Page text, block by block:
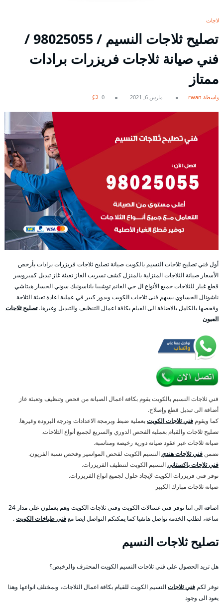
ثلاجات
تصليح ثلاجات النسيم / 98025055 /
فني صيانة ثلاجات فريزرات برادات
ممتاز
بواسطة rwan مارس 6, 2021 0
أول فني تصليح ثلاجات النسيم بالكويت صيانة تصليح ثلاجات فريزرات برادات بأرخص
الأسعار صيانة الثلاجات المنزلية بالمنزل كشف تسريب الغاز تعبئة غاز تبديل كمبروسر
قطع غيار للثلاجات جميع الأنواع ال جي الغانم توشيبا باناسونيك سوني الجسار هيتاشي
ناشونال الحساوي يسهم فنى ثلاجات الكويت وبدور كبير في عملية اعادة تعبئة الثلاجة
وفحصها بالكامل بالاضافة الى القيام بكافة اعمال التنظيف والتبديل وغيرها.تصليح ثلاجات
العيون
فني ثلاجات النسيم بالكويت يقوم بكافة اعمال الصيانة من فحص وتنظيف وتعبئة غاز
أضافة الى تبديل قطع وإصلاح.
كما ويقوم فني ثلاجات الكويتبعملية ضبط وبرمجة الاعدادات ودرجة البرودة وغيرها.
تصليح ثلاجات والقيام بعملية الفحص الدوري والسريع لجميع أنواع الثلاجات.
صيانة ثلاجات عبر عقود صيانة دورية رخيصة ومناسبة.
نضمن فني ثلاجات هنديالنسيم الكويت لفحص المواسير وفحص نسبة الفريون.
فني ثلاجات باكستانيالنسيم الكويت لتنظيف الفريزرات.
نوفر فني فريزرات الكويت لإيجاد حلول لجميع انواع الفريزرات.
صيانة ثلاجات مبارك الكبير
اضافة الى اننا نوفر فني غسالات الكويت وفني ثلاجات الكويت وهم يعملون على مدار 24
ساعة، لطلب الخدمة تواصل هاتفيا كما يمكنكم التواصل ايضا معفني طباخات الكويت.
تصليح ثلاجات النسيم
هل تريد الحصول على فني ثلاجات النسيم الكويت المحترف والرخيص؟
نوفر لكم فني ثلاجاتالنسيم الكويت للقيام بكافة اعمال الثلاجات، وبمختلف انواعها وهذا
يعود الى وجود